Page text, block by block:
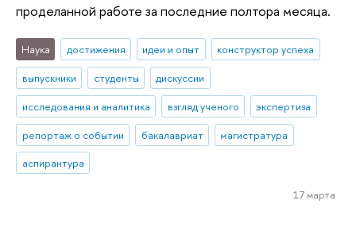
проделанной работе за последние полтора месяца.
Наука достижения идеи и опыт
конструктор успеха
выпускники
студенты
дискуссии
исследования и аналитика
взгляд ученого
экспертиза
репортаж о событии
бакалавриат
магистратура
аспирантура
17 марта